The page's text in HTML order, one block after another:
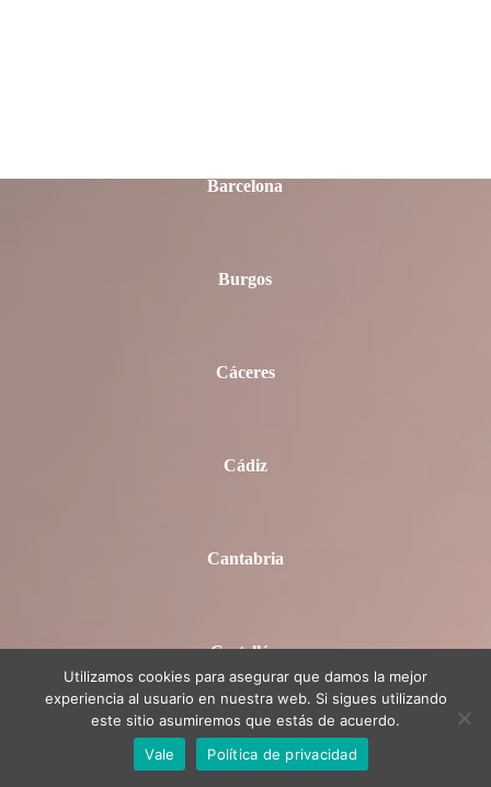
Barcelona
Burgos
Cáceres
Cádiz
Cantabria
Castellón
Ciudad Real
Utilizamos cookies para asegurar que damos la mejor
experiencia al usuario en nuestra web. Si sigues utilizando
este sitio asumiremos que estás de acuerdo.
Vale
Política de privacidad